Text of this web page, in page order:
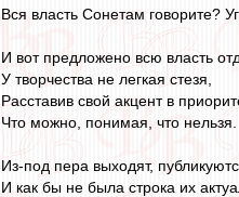
Вся власть Сонетам говорите?
И вот предложено всю власть
У творчества не легкая стезя,
Расставив свой акцент в
Что можно, понимая, что нельзя.
Из-под пера выходят,
И как бы не была строка их